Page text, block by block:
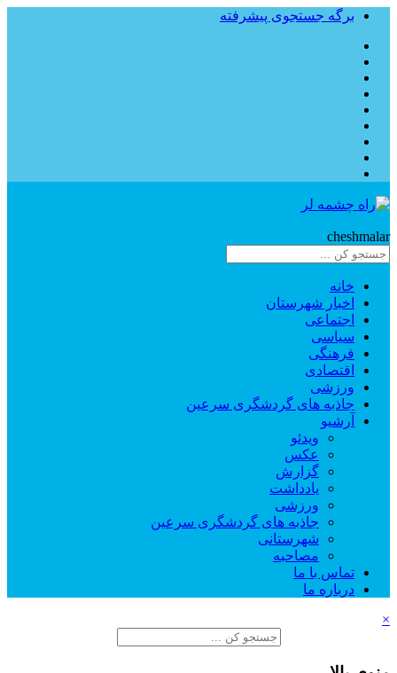
برگه جستجوی پیشرفته
cheshmalar
خانه
اخبار شهرستان
اجتماعی
سیاسی
فرهنگی
اقتصادی
ورزشی
جاذبه های گردشگری سرعین
آرشیو
ویدئو
عکس
گزارش
یادداشت
ورزشی
جاذبه های گردشگری سرعین
شهرستانی
مصاحبه
تماس با ما
درباره ما
×